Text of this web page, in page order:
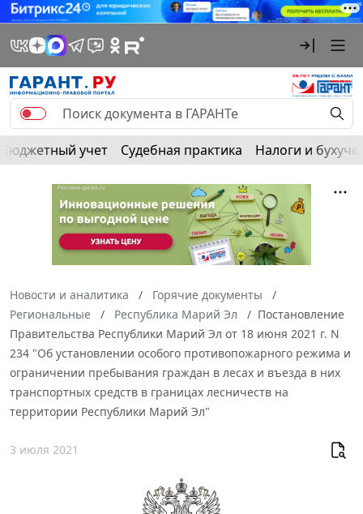
Бюджетный учет Судебная практика Налоги и
Новости и аналитика
Горячие документы
Региональные
Республика Марий Эл
Постановление
Правительства Республики Марий Эл от 18 июня 2021 г. N
234 "Об установлении особого противопожарного режима и
ограничении пребывания граждан в лесах и въезда в них
транспортных средств в границах лесничеств на
территории Республики Марий Эл"
3 июля 2021